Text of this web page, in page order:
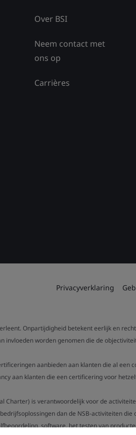
Over BSI
Neem contact met
ons op
Carrières
Privacyverklaring
Onpartijdigheid betekent eerlijk en
worden genomen die de
aanbieden aan klanten die al een
aan klanten die een certificering voor
is verantwoordelijk voor de
dan de NSB-activiteiten
software, het testen van